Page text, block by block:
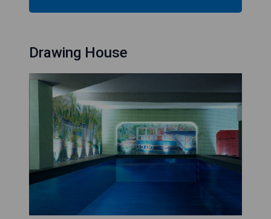
Drawing House